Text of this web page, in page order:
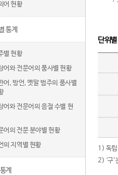
어 현황
통계
별 현황
어와 전문어의 품사별 현황
어, 방언, 옛말 범주의 품사별
어와 전문어의 음절 수별 현
어의 전문 분야별 현황
의 지역별 현황
계
단위
1) 독립
2) ‘구